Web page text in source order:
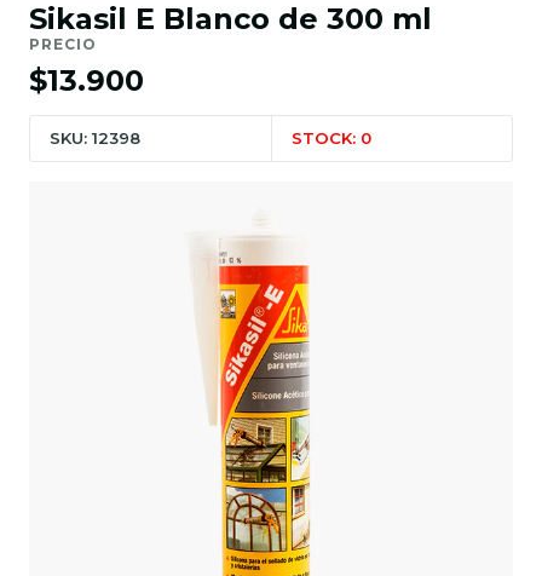
Sikasil E Blanco de 300 ml
PRECIO
$13.900
SKU: 12398 STOCK: 0